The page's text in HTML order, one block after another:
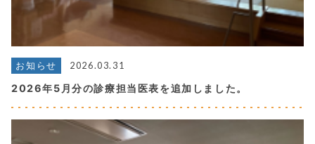
お知らせ 2026.03.31
2026年5月分の診療担当医表を追加しました。